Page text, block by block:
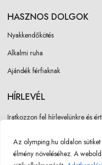
Az olymping.hu oldalon
élmény növeléséhez. A
HASZNOS DOLGOK
Nyakkendőkötés
Alkalmi ruha
Ajándék férfiaknak
HÍRLEVÉL
Iratkozzon fel hírlevelünkre és